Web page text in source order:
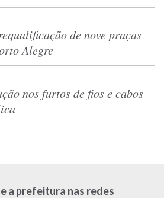
de nove praças
Alegre
nos furtos de fios e cabos
a prefeitura nas redes